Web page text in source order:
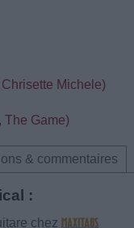
Michele)
The Game)
& commentaires
:
chez